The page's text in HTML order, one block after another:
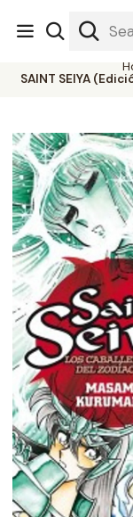
Nuestra librería -
SAINT SEIYA